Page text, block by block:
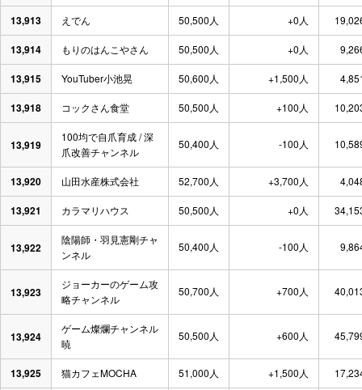
13,913 えでん 50,500人 +0人
13,914 もりのはんこやさん 50,500人 +0人
13,915 YouTuber小池晃 50,600人 +1,500人
13,918 コックさん食堂 50,500人 +100人
13,919
100均で自爪育成 / 深
爪改善チャンネル
50,400人 -100人
13,920 山田水産株式会社 52,700人 +3,700人
13,921 カラマリハウス 50,500人 +0人
13,922
陰陽師・羽見憲剛チャ
ンネル
50,400人 -100人
13,923
ジョーカーのゲーム攻
略チャンネル
50,700人 +700人
13,924
ゲーム燦爛チャンネル
暁
50,500人 +600人
13,925 猫カフェMOCHA 51,000人 +1,500人